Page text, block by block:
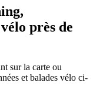
près de
sur la carte ou
et balades vélo ci-